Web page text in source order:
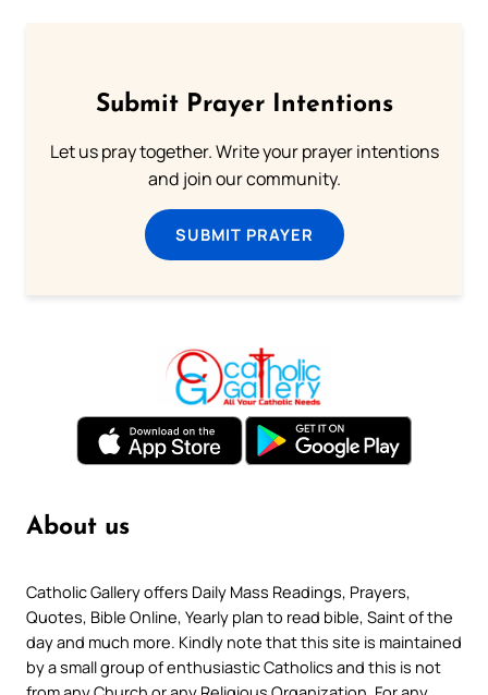
Submit Prayer Intentions
Let us pray together. Write your prayer intentions
and join our community.
SUBMIT PRAYER
About us
Catholic Gallery offers Daily Mass Readings, Prayers,
Quotes, Bible Online, Yearly plan to read bible, Saint of the
day and much more. Kindly note that this site is maintained
by a small group of enthusiastic Catholics and this is not